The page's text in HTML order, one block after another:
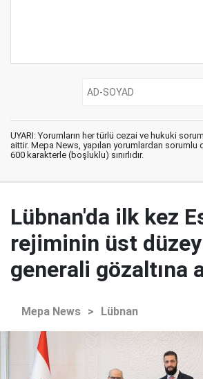
UYARI: Yorumların her türlü cezai ve hukuki
aittir. Mepa News, yapılan yorumlardan sorumlu
600 karakterle (boşluklu) sınırlıdır.
Lübnan'da ilk kez
rejiminin üst
generali gözaltına
Mepa News > Lübnan